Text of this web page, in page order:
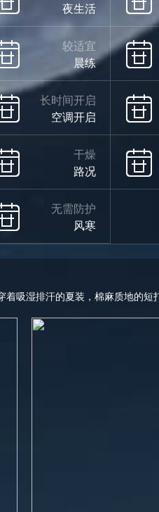
夜生活
较适宜
晨练
长时间开启
空调开启
干燥
路况
无需防护
风寒
着吸湿排汗的夏装，棉麻质地的短